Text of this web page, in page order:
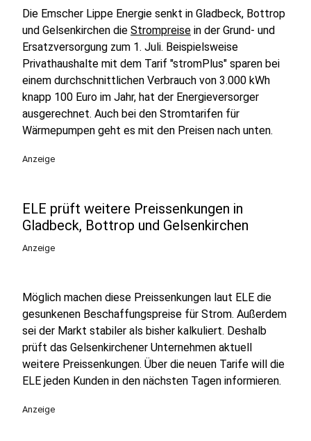
Die Emscher Lippe Energie senkt in Gladbeck, Bottrop
und Gelsenkirchen die Strompreise in der Grund- und
Ersatzversorgung zum 1. Juli. Beispielsweise
Privathaushalte mit dem Tarif "stromPlus" sparen bei
einem durchschnittlichen Verbrauch von 3.000 kWh
knapp 100 Euro im Jahr, hat der Energieversorger
ausgerechnet. Auch bei den Stromtarifen für
Wärmepumpen geht es mit den Preisen nach unten.
Anzeige
ELE prüft weitere Preissenkungen in
Gladbeck, Bottrop und Gelsenkirchen
Anzeige
Möglich machen diese Preissenkungen laut ELE die
gesunkenen Beschaffungspreise für Strom. Außerdem
sei der Markt stabiler als bisher kalkuliert. Deshalb
prüft das Gelsenkirchener Unternehmen aktuell
weitere Preissenkungen. Über die neuen Tarife will die
ELE jeden Kunden in den nächsten Tagen informieren.
Anzeige